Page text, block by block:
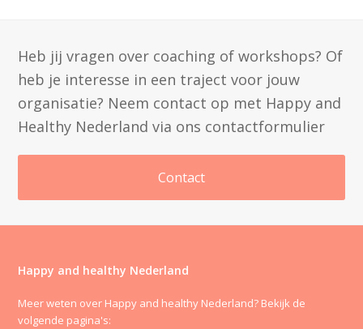
Heb jij vragen over coaching of workshops? Of
heb je interesse in een traject voor jouw
organisatie? Neem contact op met Happy and
Healthy Nederland via ons contactformulier
Contact
Happy and healthy Nederland
Meer weten over Happy and healthy Nederland? Bekijk de
volgende pagina's: